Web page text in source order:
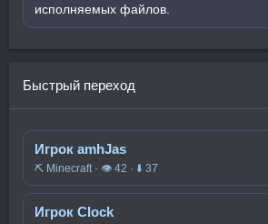
исполняемых файлов.
Быстрый переход
Игрок amhJas
⛏️ Minecraft · 👁 42 · ⬇ 37
Игрок CIock